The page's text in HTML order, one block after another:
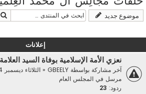
موضوع جديد
إعلانات
نعزي الأمة الإسلامية بوفاة السيد
آخر مشاركة بواسطة GBEELY
« الثلاثاء ديسمبر 14, 2010 6:45 pm
مرسل في المجلس العام
ردود: 23